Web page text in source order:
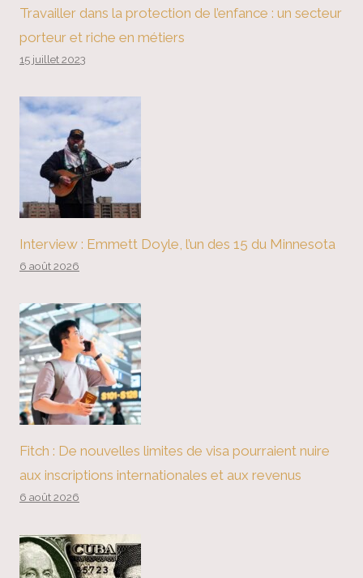
Travailler dans la protection de l’enfance : un secteur
porteur et riche en métiers
15 juillet 2023
Interview : Emmett Doyle, l’un des 15 du Minnesota
6 août 2026
Fitch : De nouvelles limites de visa pourraient nuire
aux inscriptions internationales et aux revenus
6 août 2026